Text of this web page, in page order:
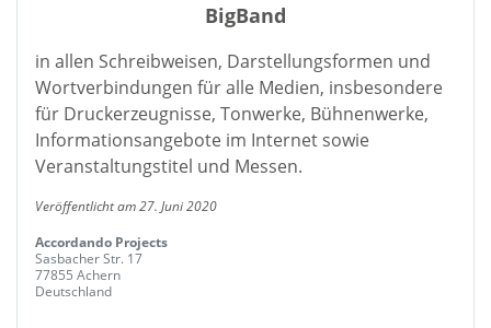
BigBand
in allen Schreibweisen, Darstellungsformen und
Wortverbindungen für alle Medien, insbesondere
für Druckerzeugnisse, Tonwerke, Bühnenwerke,
Informationsangebote im Internet sowie
Veranstaltungstitel und Messen.
Veröffentlicht am 27. Juni 2020
Accordando Projects
Sasbacher Str. 17
77855 Achern
Deutschland